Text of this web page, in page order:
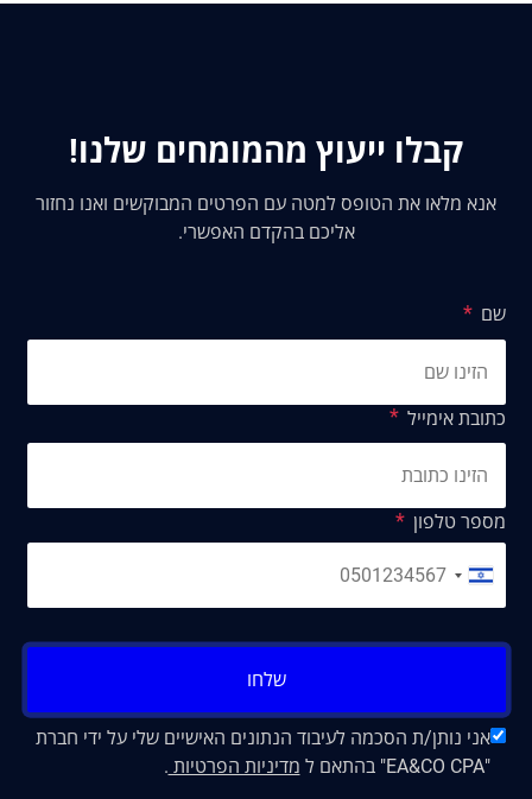
קבלו ייעוץ מהמומחים שלנו!
אנא מלאו את הטופס למטה עם הפרטים המבוקשים ואנו נחזור
אליכם בהקדם האפשרי.
שם
כתובת אימייל
מספר טלפון
שלחו
אני נותן/ת הסכמה לעיבוד הנתונים האישיים שלי על ידי חברת
"EA&CO CPA" בהתאם ל
מדיניות הפרטיות .